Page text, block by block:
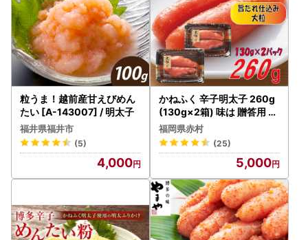
粒うま！越前産甘えびめん
たい [A-143007] / 明太子
福井県福井市
(5)
4,000
かねふく 辛子明太子 260g
(130g×2箱) 味は 贈答用 と
変わりません ふるさと納税
辛子明太子 福岡 辛子めんた
いこ 明太子 めんたいこ 大
粒 ふるさと ランキング 人
気 おすすめ Z10
福岡県赤村
(25)
5,000